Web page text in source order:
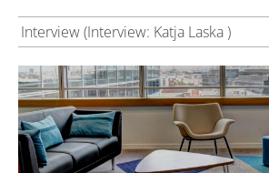
Interview (Interview: Katja Laska )